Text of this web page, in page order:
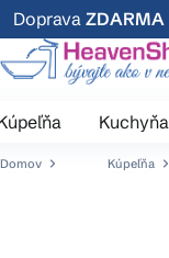
Prejsť
na
obsah
Doprava ZDARMA
Kuchyňa
Domov Kúpeľňa